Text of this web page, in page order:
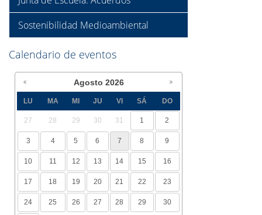
Sostenibilidad Medioambiental
Calendario de eventos
Agosto 2026
LU MA MI JU VI SÁ DO
27 28 29 30 31 1 2
3 4 5 6 7 8 9
10 11 12 13 14 15 16
17 18 19 20 21 22 23
24 25 26 27 28 29 30